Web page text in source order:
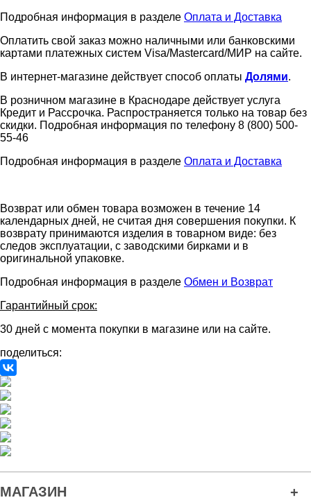
Подробная информация в разделе Оплата и Доставка
Оплатить свой заказ можно наличными или банковскими
картами платежных систем Visa/Mastercard/МИР на сайте.
В интернет-магазине действует способ оплаты Долями.
В розничном магазине в Краснодаре действует услуга
Кредит и Рассрочка. Распространяется только на товар без
скидки. Подробная информация по телефону 8 (800) 500-
55-46
Подробная информация в разделе Оплата и Доставка
Возврат или обмен товара возможен в течение 14
календарных дней, не считая дня совершения покупки. К
возврату принимаются изделия в товарном виде: без
следов эксплуатации, с заводскими бирками и в
оригинальной упаковке.
Подробная информация в разделе Обмен и Возврат
Гарантийный срок:
30 дней с момента покупки в магазине или на сайте.
поделиться:
МАГАЗИН